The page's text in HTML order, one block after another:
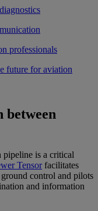
professionals
future for aviation
between
is a critical
Tensorfacilitates
control and pilots
and information